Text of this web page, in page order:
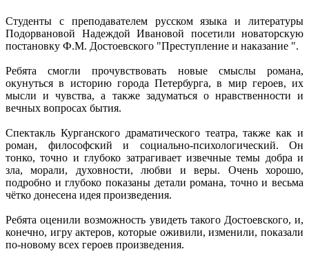
Студенты с преподавателем русском языка и литературы
Подорвановой Надеждой Ивановой посетили новаторскую
постановку Ф.М. Достоевского "Преступление и наказание ".
Ребята смогли прочувствовать новые смыслы романа,
окунуться в историю города Петербурга, в мир героев, их
мысли и чувства, а также задуматься о нравственности и
вечных вопросах бытия.
Спектакль Курганского драматического театра, также как и
роман, философский и социально-психологический. Он
тонко, точно и глубоко затрагивает извечные темы добра и
зла, морали, духовности, любви и веры. Очень хорошо,
подробно и глубоко показаны детали романа, точно и весьма
чётко донесена идея произведения.
Ребята оценили возможность увидеть такого Достоевского, и,
конечно, игру актеров, которые оживили, изменили, показали
по-новому всех героев произведения.